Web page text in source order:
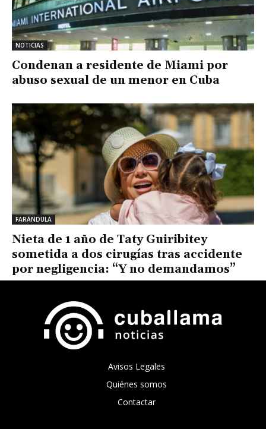
NOTICIAS
Condenan a residente de Miami por
abuso sexual de un menor en Cuba
FARÁNDULA
Nieta de 1 año de Taty Guiribitey
sometida a dos cirugías tras accidente
por negligencia: “Y no demandamos”
Avisos Legales
Quiénes somos
Contactar